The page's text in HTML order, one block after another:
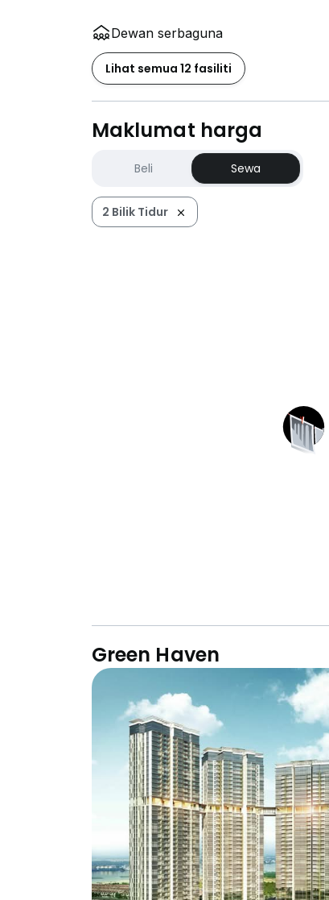
Dewan serbaguna
Lihat semua 12 fasiliti
Maklumat harga
Beli Sewa
2 Bilik Tidur
Green Haven